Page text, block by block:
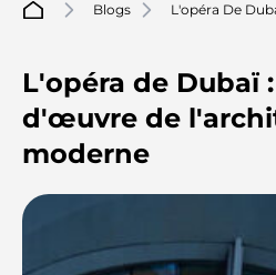
Blogs
L'opéra De
L'opéra de Dubaï
d'œuvre de
moderne